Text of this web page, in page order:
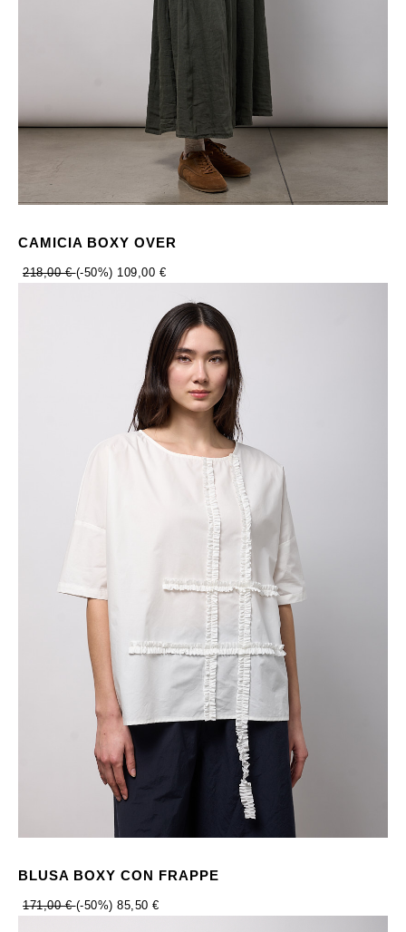
CAMICIA BOXY OVER
218,00 €(-50%) 109,00 €
BLUSA BOXY CON FRAPPE
171,00 €(-50%) 85,50 €